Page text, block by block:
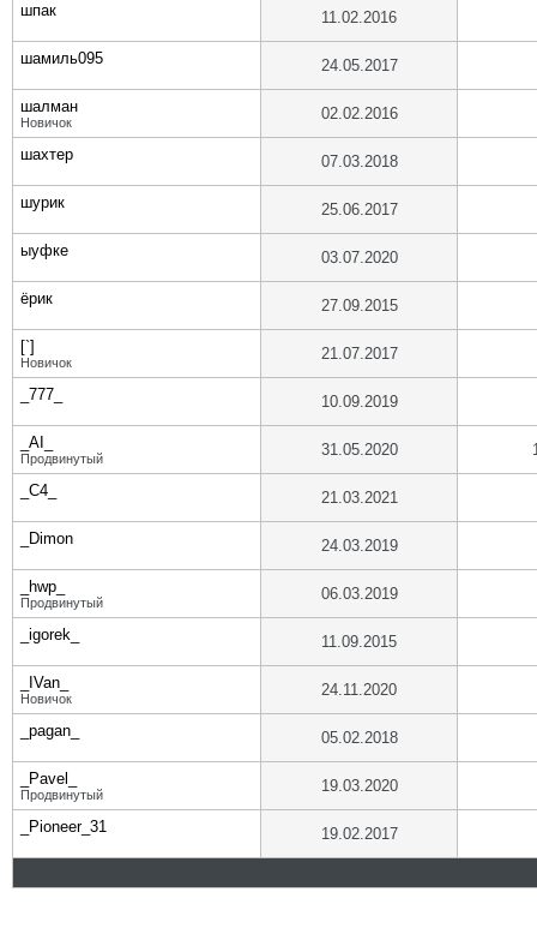
шпак 11.02.2016
шамиль095 24.05.2017
шалман
Новичок 02.02.2016
шахтер 07.03.2018
шурик 25.06.2017
ыуфке 03.07.2020
ёрик 27.09.2015
[`]
Новичок 21.07.2017
_777_ 10.09.2019
_AI_
Продвинутый 31.05.2020
_C4_ 21.03.2021
_Dimon 24.03.2019
_hwp_
Продвинутый 06.03.2019
_igorek_ 11.09.2015
_IVan_
Новичок 24.11.2020
_pagan_ 05.02.2018
_Pavel_
Продвинутый 19.03.2020
_Pioneer_31 19.02.2017